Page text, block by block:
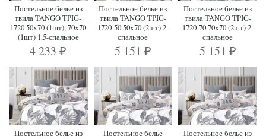
Постельное белье из
твила TANGO TPIG-
1720 50х70 (1шт), 70х70
(1шт) 1,5-спальное
4 233₽
Постельное белье из
твила TANGO TPIG-
1720-50 50х70 (2шт) 2-
спальное
5 151 ₽
Постельное белье из
твила TANGO TPIG-
1720-70 70х70 (2шт) 2-
спальное
5 151 ₽
Постельное белье из
Постельное белье
Постельное белье из